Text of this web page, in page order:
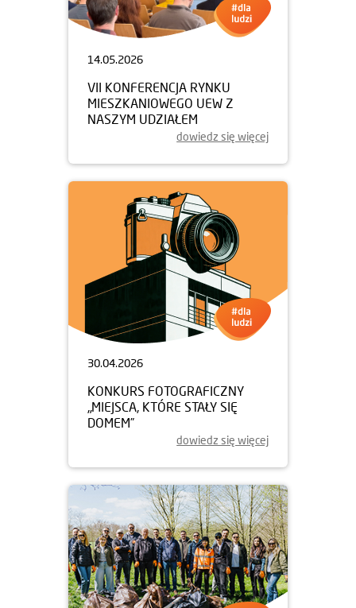
14.05.2026
VII KONFERENCJA RYNKU
MIESZKANIOWEGO UEW Z
NASZYM UDZIAŁEM
dowiedz się więcej
30.04.2026
KONKURS FOTOGRAFICZNY
„MIEJSCA, KTÓRE STAŁY SIĘ
DOMEM”
dowiedz się więcej